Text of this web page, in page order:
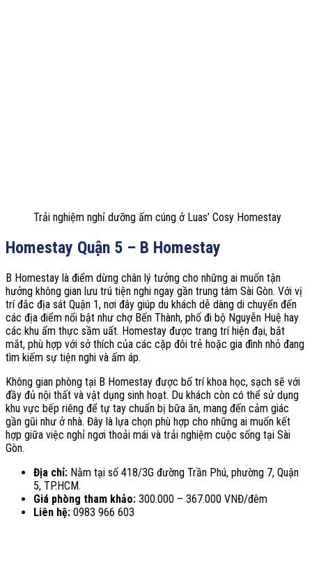
Trải nghiệm nghỉ dưỡng ấm cúng ở Luas’ Cosy Homestay
Homestay Quận 5 – B Homestay
B Homestay là điểm dừng chân lý tưởng cho những ai muốn tận
hưởng không gian lưu trú tiện nghi ngay gần trung tâm Sài Gòn. Với vị
trí đắc địa sát Quận 1, nơi đây giúp du khách dễ dàng di chuyển đến
các địa điểm nổi bật như chợ Bến Thành, phố đi bộ Nguyễn Huệ hay
các khu ẩm thực sầm uất. Homestay được trang trí hiện đại, bắt
mắt, phù hợp với sở thích của các cặp đôi trẻ hoặc gia đình nhỏ đang
tìm kiếm sự tiện nghi và ấm áp.
Không gian phòng tại B Homestay được bố trí khoa học, sạch sẽ với
đầy đủ nội thất và vật dụng sinh hoạt. Du khách còn có thể sử dụng
khu vực bếp riêng để tự tay chuẩn bị bữa ăn, mang đến cảm giác
gần gũi như ở nhà. Đây là lựa chọn phù hợp cho những ai muốn kết
hợp giữa việc nghỉ ngơi thoải mái và trải nghiệm cuộc sống tại Sài
Gòn.
Địa chỉ: Nằm tại số 418/3G đường Trần Phú, phường 7, Quận
5, TP.HCM.
Giá phòng tham khảo: 300.000 – 367.000 VNĐ/đêm
Liên hệ: 0983 966 603